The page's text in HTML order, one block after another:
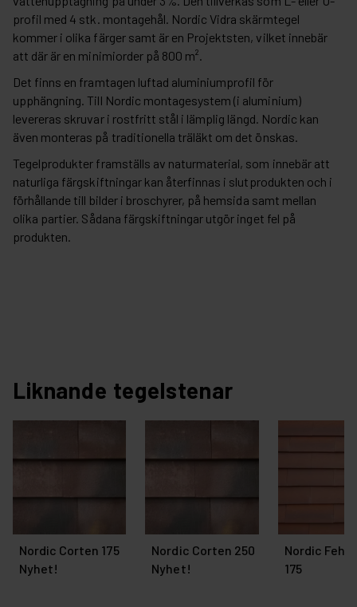
profil med 4 stk. montagehål. Nordic Vidra skärmtegel
kommer i olika färger samt är en Projektsten, vilket innebär
att där är en minimiorder på 800 m².
Det finns en framtagen luftad aluminiumprofil för
upphängning. Till Nordic montagesystem (i aluminium)
levereras skruvar i rostfritt stål i lämplig längd. Nordic kan
även monteras på traditionella träläkt om det önskas.
Tegelprodukter framställs av naturmaterial, som innebär att
naturliga färgskiftningar kan återfinnas i slutprodukten och i
förhållande till bilder i broschyrer, på hemsida samt mellan
olika partier. Sådana färgskiftningar utgör inget fel på
produkten.
Liknande tegelstenar
Nordic Corten 175
Nyhet!
Nordic Corten 250
Nyhet!
Nordic
175